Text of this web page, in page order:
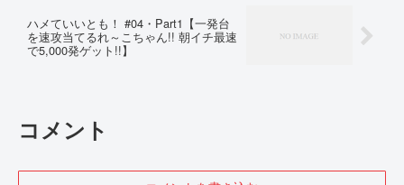
ハメていいとも！ #04・Part1【一発台
を速攻当てるれ～こちゃん!! 朝イチ最速
で5,000発ゲット!!】
コメント